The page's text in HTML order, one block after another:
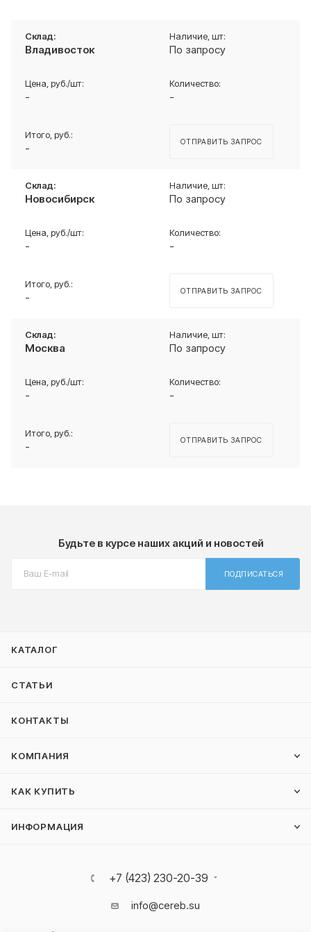
Владивосток По запросу
- -
- ОТПРАВИТЬ ЗАПРОС
Новосибирск По запросу
- -
- ОТПРАВИТЬ ЗАПРОС
Москва По запросу
- -
- ОТПРАВИТЬ ЗАПРОС
Будьте в курсе наших акций и новостей
ПОДПИСАТЬСЯ
КАТАЛОГ
СТАТЬИ
КОНТАКТЫ
КОМПАНИЯ
КАК КУПИТЬ
ИНФОРМАЦИЯ
+7 (423) 230-20-39
info@cereb.su